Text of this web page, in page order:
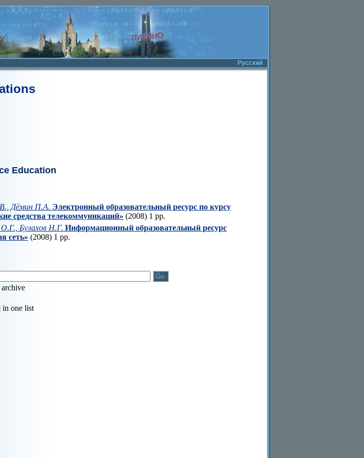
Русский
Education
Дёмин П.А. Электронный образовательный ресурс по курсу
средства телекоммуникаций» (2008) 1 pp.
Булахов Н.Г. Информационный образовательный ресурс
сеть» (2008) 1 pp.
in one list